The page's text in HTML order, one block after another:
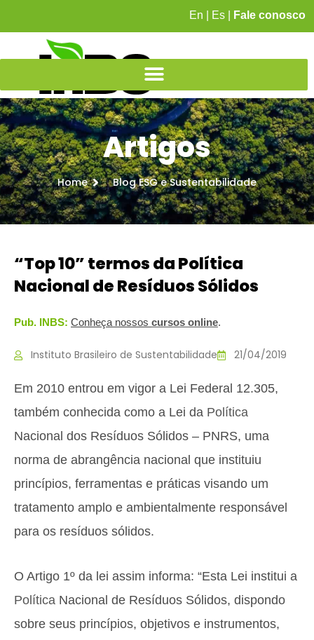
En Es Fale conosco
Artigos
Home Blog ESG e Sustentabilidade
“Top 10” termos da Política
Nacional de Resíduos Sólidos
Pub. INBS: Conheça nossos cursos online.
Instituto Brasileiro de Sustentabilidade 21/04/2019
Em 2010 entrou em vigor a Lei Federal 12.305,
também conhecida como a Lei da Política
Nacional dos Resíduos Sólidos – PNRS, uma
norma de abrangência nacional que instituiu
princípios, ferramentas e práticas visando um
tratamento amplo e ambientalmente responsável
para os resíduos sólidos.
O Artigo 1º da lei assim informa: “Esta Lei institui a
Política Nacional de Resíduos Sólidos, dispondo
sobre seus princípios, objetivos e instrumentos,